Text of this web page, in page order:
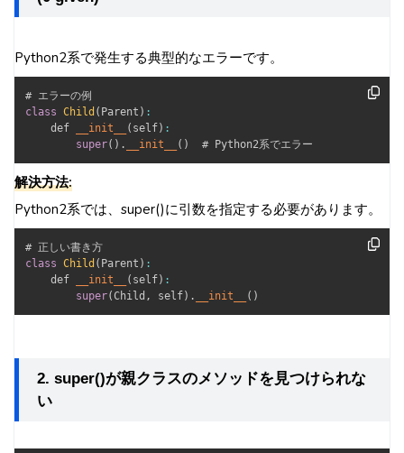
Python2系で発生する典型的なエラーです。
class Child ( Parent ) :
    def
__init__ ( self) :
super( ) . __init__ ( )
  # Python2系でエラー
解決方法:
Python2系では、super()に引数を指定する必要があります。
class Child ( Parent ) :
    def
__init__ ( self) :
super(Child , self) . __init__ ( )
2. super()が親クラスのメソッドを見つけられな
い